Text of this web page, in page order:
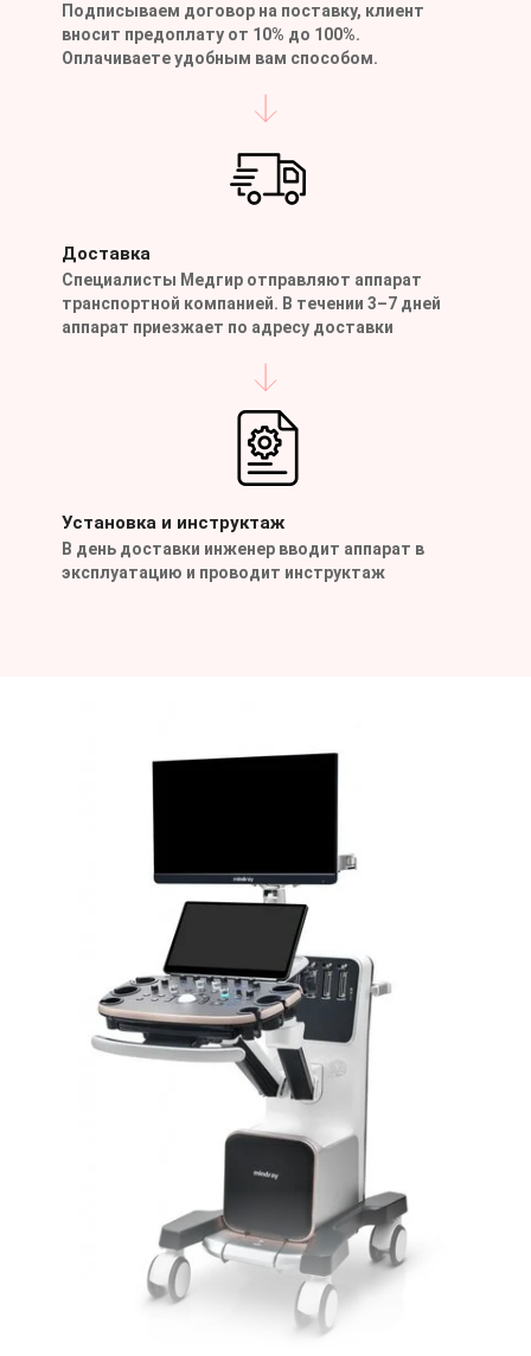
Подписываем договор на поставку, клиент
вносит предоплату от 10% до 100%.
Оплачиваете удобным вам способом.
Доставка
Специалисты Медгир отправляют аппарат
транспортной компанией. В течении 3–7 дней
аппарат приезжает по адресу доставки
Установка и инструктаж
В день доставки инженер вводит аппарат в
эксплуатацию и проводит инструктаж